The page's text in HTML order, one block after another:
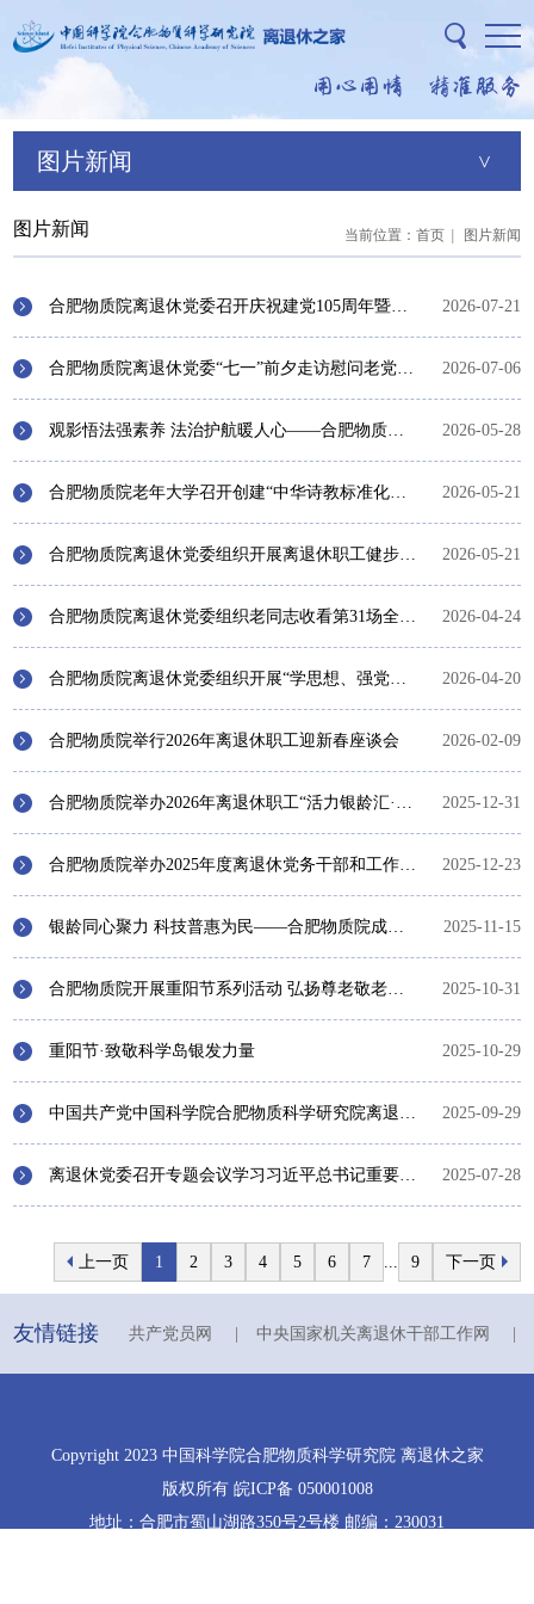
物质院首页
部门概况
通知公告
政策文件
党建工作
老年大学
图片新闻
图片新闻 当前位置： 首页 图片新闻
合肥物质院离退休党委召开庆祝建党105周年暨先进表彰交流大会 2026-07-21
合肥物质院离退休党委“七一”前夕走访慰问老党员老同志 2026-07-06
观影悟法强素养 法治护航暖人心——合肥物质院离退休党委组织观看法治影片《以法之名》 2026-05-28
合肥物质院老年大学召开创建“中华诗教标准化单位”座谈会 2026-05-21
合肥物质院离退休党委组织开展离退休职工健步走活动 2026-05-21
合肥物质院离退休党委组织老同志收看第31场全国离退休干部网上专题报告会 2026-04-24
合肥物质院离退休党委组织开展“学思想、强党性、重实践、建新功”主题党日活动 2026-04-20
合肥物质院举行2026年离退休职工迎新春座谈会 2026-02-09
合肥物质院举办2026年离退休职工“活力银龄汇·艺美科学岛”迎新文艺汇演 2025-12-31
合肥物质院举办2025年度离退休党务干部和工作骨干培训班 2025-12-23
银龄同心聚力 科技普惠为民——合肥物质院成功举办老科技工作者决策咨询沙龙 2025-11-15
合肥物质院开展重阳节系列活动 弘扬尊老敬老传统美德 2025-10-31
重阳节·致敬科学岛银发力量 2025-10-29
中国共产党中国科学院合肥物质科学研究院离退休第二次代表大会胜利召开 2025-09-29
离退休党委召开专题会议学习习近平总书记重要讲话精神 推动学习教育问题查改 2025-07-28
上一页 1 2 3 4 5 6 7 ... 9 下一页
友情链接 共产党员网 中央国家机关离退休干部工作网
Copyright 2023 中国科学院合肥物质科学研究院 离退休之家
版权所有 皖ICP备 050001008
地址：合肥市蜀山湖路350号2号楼 邮编：230031